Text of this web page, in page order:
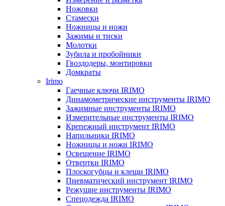
Ножовки
Стамески
Ножницы и ножи
Зажимы и тиски
Молотки
Зубила и пробойники
Гвоздодеры, монтировки
Домкраты
Irimo
Гаечные ключи IRIMO
Динамометрические инструменты IRIMO
Зажимные инструменты IRIMO
Измерительные инструменты IRIMO
Крепежный инструмент IRIMO
Напильники IRIMO
Ножницы и ножи IRIMO
Освещение IRIMO
Отвертки IRIMO
Плоскогубцы и клещи IRIMO
Пневматический инструмент IRIMO
Режущие инструменты IRIMO
Спецодежда IRIMO